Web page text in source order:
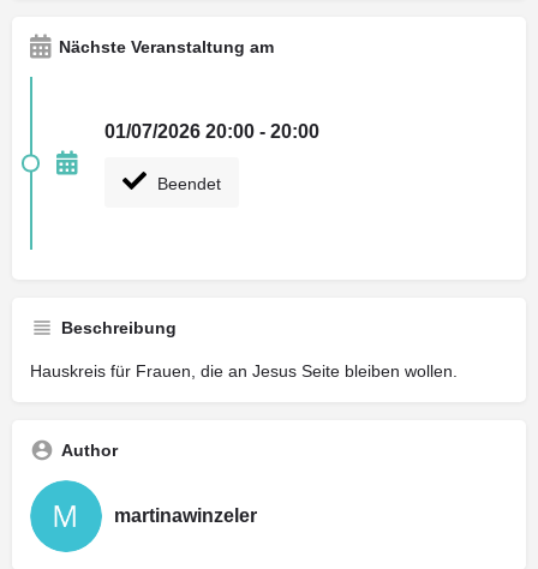
Nächste Veranstaltung am
01/07/2026 20:00 - 20:00
Beendet
Beschreibung
Hauskreis für Frauen, die an Jesus Seite bleiben wollen.
Author
martinawinzeler